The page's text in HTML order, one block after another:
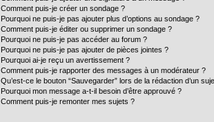
Comment puis-je créer un sondage ?
Pourquoi ne puis-je pas ajouter plus d’options au sondage ?
Comment puis-je éditer ou supprimer un sondage ?
Pourquoi ne puis-je pas accéder au forum ?
Pourquoi ne puis-je pas ajouter de pièces jointes ?
Pourquoi ai-je reçu un avertissement ?
Comment puis-je rapporter des messages à un modérateur ?
Qu’est-ce le bouton “Sauvegarder” lors de la rédaction d’un
Pourquoi mon message a-t-il besoin d’être approuvé ?
Comment puis-je remonter mes sujets ?